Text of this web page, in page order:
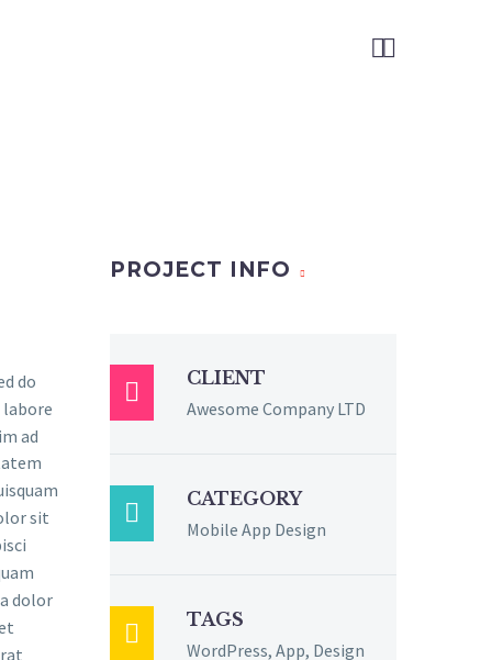

do
ad
sit
dolor
PROJECT INFO

CLIENT
Awesome Company LTD

CATEGORY
Mobile App Design

TAGS
WordPress, App, Design